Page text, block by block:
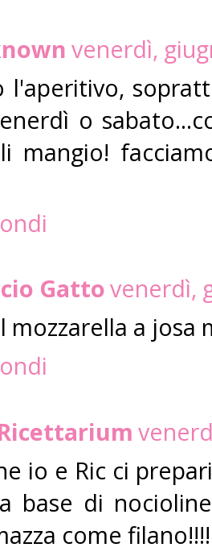
venerdì,
l'aperitivo,
o
mangio!
Gattovenerdì,
mozzarella a josa
io e Ric ci
base di
come